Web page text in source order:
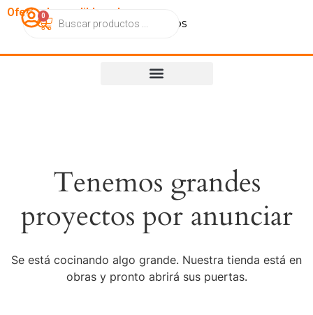
OfertasImperdibles.cl
CatálogoContactoNosotros
0
Tenemos grandes
proyectos por anunciar
Se está cocinando algo grande. Nuestra tienda está en
obras y pronto abrirá sus puertas.